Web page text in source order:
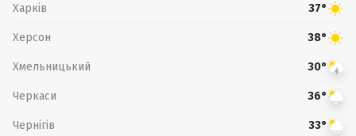
Харків 37°
Херсон 38°
Хмельницький 30°
Черкаси 36°
Чернігів 33°